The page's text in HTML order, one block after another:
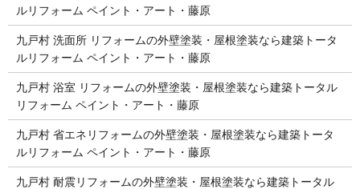
ルリフォーム ペイント・アート・藤原
九戸村 洗面所 リフォームの外壁塗装・屋根塗装なら建築トータ
ルリフォーム ペイント・アート・藤原
九戸村 浴室 リフォームの外壁塗装・屋根塗装なら建築トータル
リフォーム ペイント・アート・藤原
九戸村 省エネリフォームの外壁塗装・屋根塗装なら建築トータ
ルリフォーム ペイント・アート・藤原
九戸村 耐震リフォームの外壁塗装・屋根塗装なら建築トータル